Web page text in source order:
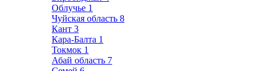
Облучье 1
Чуйская область 8
Кант 3
Кара-Балта 1
Токмок 1
Абай область 7